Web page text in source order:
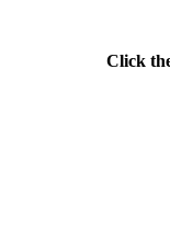
Click